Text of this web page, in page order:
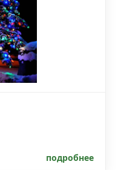
подробнее